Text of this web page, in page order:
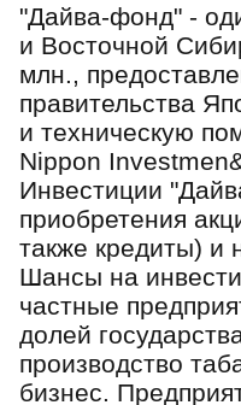
"Дайва-фонд" -
и Восточной
млн.,
правительства
и техническую
Nippon
Инвестиции
приобретения
также кредиты) и
Шансы на
частные
долей
производство
бизнес.